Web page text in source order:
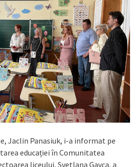
Jaclin Panasiuk, i-a informat pe
educației în Comunitatea
liceului, Svetlana Gavca, a